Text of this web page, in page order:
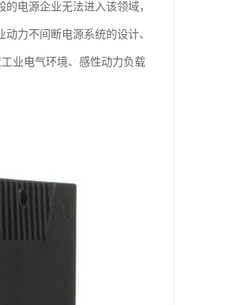
电源企业无法进入该领域，
力不间断电源系统的设计、
业电气环境、感性动力负载